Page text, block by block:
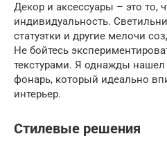
Декор и аксессуары – это то,
индивидуальность.
статуэтки и другие мелочи
Не бойтесь
текстурами. Я однажды нашел
фонарь, который идеально
интерьер.
Стилевые решения